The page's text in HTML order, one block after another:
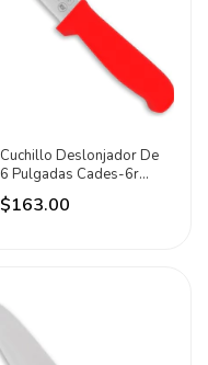
Cuchillo Deslonjador De
6 Pulgadas Cades-6r
Caledonia Rojo
$163.00